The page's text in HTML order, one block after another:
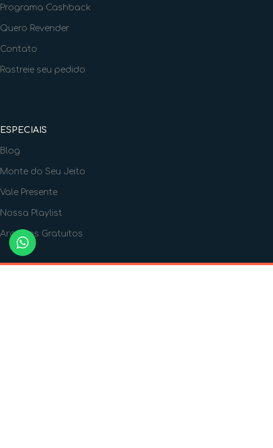
Programa Cashback
Quero Revender
Contato
Rastreie seu pedido
ESPECIAIS
Blog
Monte do Seu Jeito
Vale Presente
Nossa Playlist
Arquivos Gratuitos